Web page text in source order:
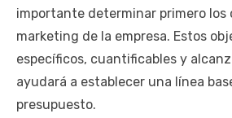
importante determinar primero los
marketing de la empresa. Estos
específicos, cuantificables y
ayudará a establecer una línea
presupuesto.